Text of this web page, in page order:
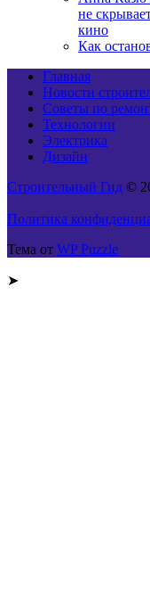
не
кино
Как
Главная
Новости
Советы по
Технологии
Электрика
Дизайн
Строительный Гид ©
Политика
Тема от WP Puzzle
➤